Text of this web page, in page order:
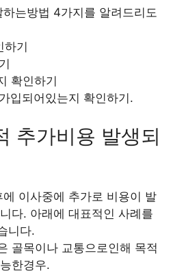
는방법 4가지를 알려드리도
하기
확인하기
입되어있는지 확인하기.
추가비용 발생되
이사중에 추가로 비용이 발
다. 아래에 대표적인 사례를
니다.
골목이나 교통으로인해 목적
한경우.